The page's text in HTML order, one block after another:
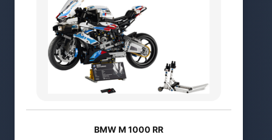
BMW M 1000 RR